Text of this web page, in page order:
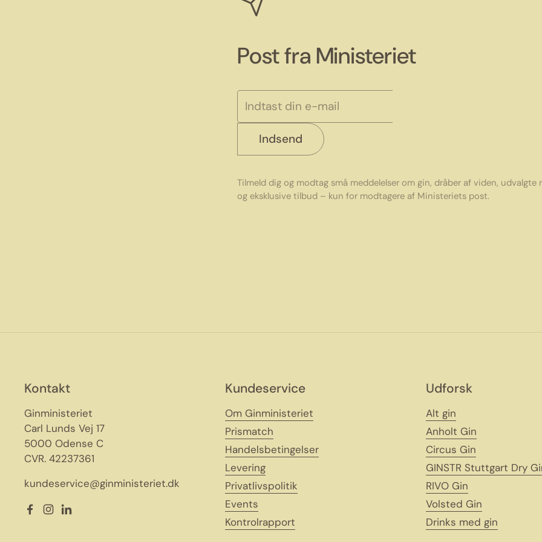
Post fra Ministeriet
Indsend
Tilmeld dig og modtag små meddelelser om gin, dråber af viden, udvalgte
og eksklusive tilbud – kun for modtagere af Ministeriets post.
Kontakt
Ginministeriet
Carl Lunds Vej 17
5000 Odense C
CVR. 42237361
kundeservice@ginministeriet.dk
Facebook
Instagram
LinkedIn
Kundeservice
Om Ginministeriet
Prismatch
Handelsbetingelser
Levering
Privatlivspolitik
Events
Kontrolrapport
Udforsk
Alt gin
Anholt Gin
Circus Gin
GINSTR Stuttgart Dry
RIVO Gin
Volsted Gin
Drinks med gin